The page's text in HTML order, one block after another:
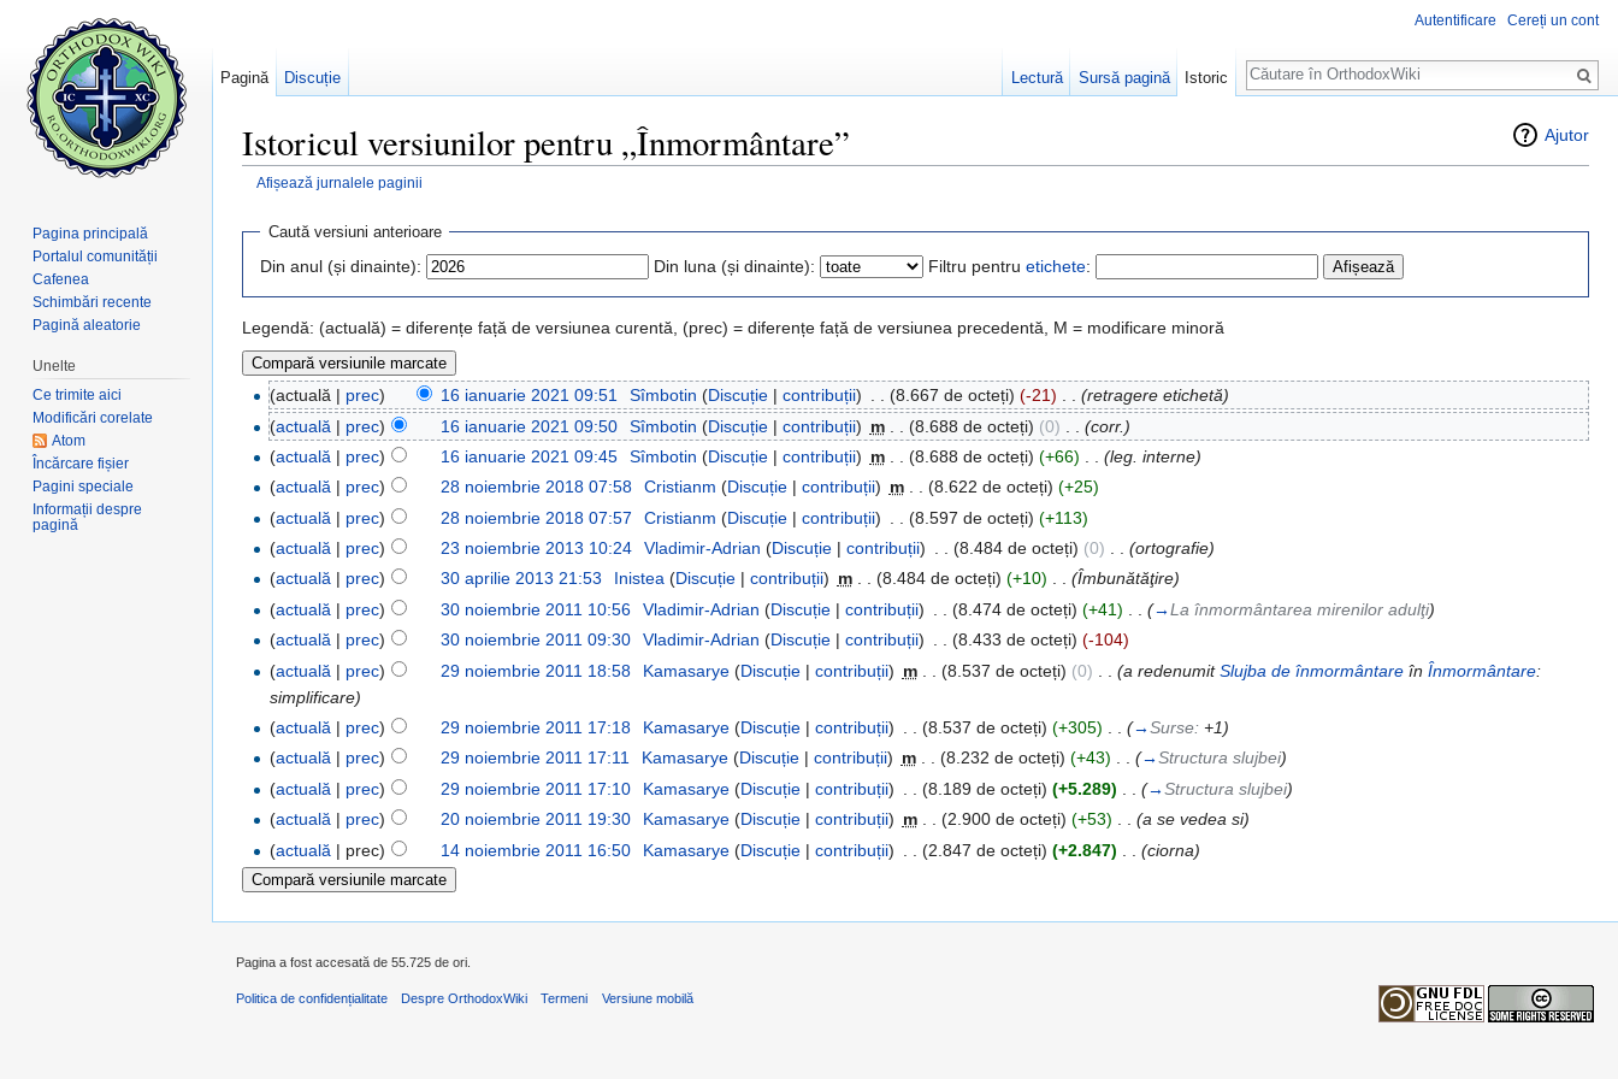
Ajutor
Istoricul versiunilor pentru „Înmormântare”
Afișează jurnalele paginii
Caută versiuni anterioare
Din anul (și dinainte): Din luna (și dinainte): Filtru pentru etichete:
Legendă: (actuală) = diferențe față de versiunea curentă, (prec) = diferențe față de versiunea precedentă, M = modificare minoră
(actuală | prec) 16 ianuarie 2021 09:51 Sîmbotin (Discuție| contribuții) (8.667 de octeți) (-21)
(retragere etichetă)
(actuală | prec) 16 ianuarie 2021 09:50 Sîmbotin (Discuție| contribuții) m (8.688 de octeți) (0)
(corr.)
(actuală | prec) 16 ianuarie 2021 09:45 Sîmbotin (Discuție| contribuții) m (8.688 de octeți) (+66)
(leg. interne)
(actuală | prec) 28 noiembrie 2018 07:58 Cristianm (Discuție| contribuții) m . . (8.622 de octeți) (+25)
(actuală | prec) 28 noiembrie 2018 07:57 Cristianm (Discuție| contribuții) (8.597 de octeți) (+113)
(actuală | prec) 23 noiembrie 2013 10:24 Vladimir-Adrian (Discuție| contribuții) (8.484 de octeți) (0)
(ortografie)
(actuală | prec) 30 aprilie 2013 21:53 Inistea (Discuție| contribuții) m . . (8.484 de octeți) (+10) . . (Îmbunătăţire)
(actuală | prec) 30 noiembrie 2011 10:56 Vladimir-Adrian (Discuție| contribuții) (8.474 de octeți) (+41) (→La înmormântarea mirenilor adulţi)
(actuală | prec) 30 noiembrie 2011 09:30 Vladimir-Adrian (Discuție| contribuții) . . (8.433 de octeți) (-104)
(actuală | prec) 29 noiembrie 2011 18:58 Kamasarye (Discuție| contribuții) m (8.537 de octeți) (0) (a redenumitSlujba de înmormântareîn Înmormântare:
simplificare)
(actuală | prec) 29 noiembrie 2011 17:18 Kamasarye (Discuție| contribuții) (8.537 de octeți) (+305) (→Surse: +1)
(actuală | prec) 29 noiembrie 2011 17:11 Kamasarye (Discuție| contribuții) m . . (8.232 de octeți) (+43) . . (→Structura slujbei)
(actuală | prec) 29 noiembrie 2011 17:10 Kamasarye (Discuție| contribuții) (8.189 de octeți) (+5.289) (→Structura slujbei)
(actuală | prec) 20 noiembrie 2011 19:30 Kamasarye (Discuție| contribuții) m (2.900 de octeți) (+53)
(a se vedea si)
(actuală | prec) 14 noiembrie 2011 16:50 Kamasarye (Discuție| contribuții) (2.847 de octeți) (+2.847) (ciorna)
Autentificare Cereți un cont
Pagină Discuție Lectură Sursă pagină Istoric
Căutare
Pagina principală
Portalul comunității
Cafenea
Schimbări recente
Pagină aleatorie
Unelte
Ce trimite aici
Modificări corelate
Atom
Încărcare fișier
Pagini speciale
Informații despre
pagină
Pagina a fost accesată de 55.725 de ori.
Politica de confidențialitate Despre OrthodoxWiki Termeni Versiune mobilă